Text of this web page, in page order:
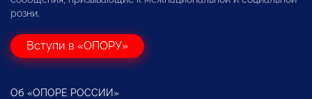
розни.
Вступи в «ОПОРУ»
Об «ОПОРЕ РОССИИ»